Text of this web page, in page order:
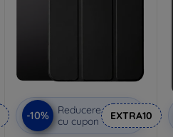
-10%
Reducere
cu cupon
EXTRA10